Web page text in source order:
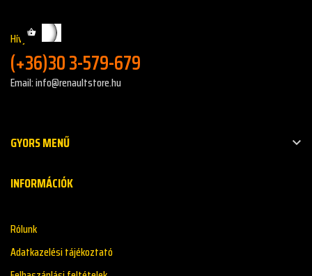
Hívj minket!:
(+36)30 3-579-679
Email: info@renaultstore.hu
GYORS MENŰ 
INFORMÁCIÓK
Rólunk
Adatkazelési tájékoztató